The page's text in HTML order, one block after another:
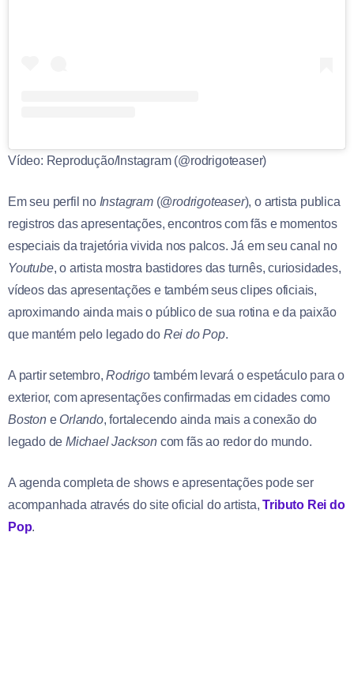
Vídeo: Reprodução/Instagram (@rodrigoteaser)
Em seu perfil no Instagram(@rodrigoteaser), o artista publica
registros das apresentações, encontros com fãs e momentos
especiais da trajetória vivida nos palcos. Já em seu canal no
Youtube, o artista mostra bastidores das turnês, curiosidades,
vídeos das apresentações e também seus clipes oficiais,
aproximando ainda mais o público de sua rotina e da paixão
que mantém pelo legado do Rei do Pop.
A partir setembro,Rodrigotambém levará o espetáculo para o
exterior, com apresentações confirmadas em cidades como
Bostone Orlando, fortalecendo ainda mais a conexão do
legado de Michael Jackson com fãs ao redor do mundo.
A agenda completa de shows e apresentações pode ser
acompanhada através do site oficial do artista,Tributo Rei do
Pop.